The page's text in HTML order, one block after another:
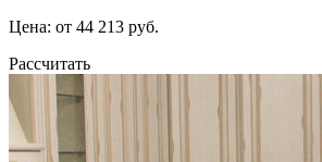
Цена: от 44 213 руб.
Рассчитать